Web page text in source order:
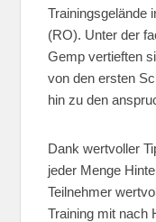
Trainingsgelände
(RO). Unter der
Gemp vertieften
von den ersten
hin zu den
Dank wertvoller
jeder Menge
Teilnehmer
Training mit nach